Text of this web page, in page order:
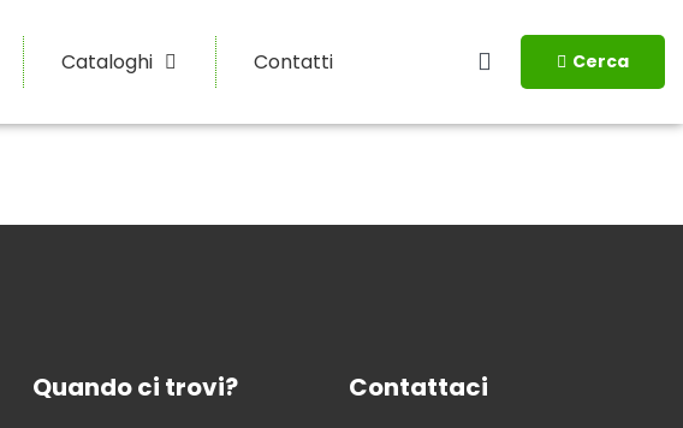
Cataloghi Contatti Cerca
Quando ci trovi? Contattaci